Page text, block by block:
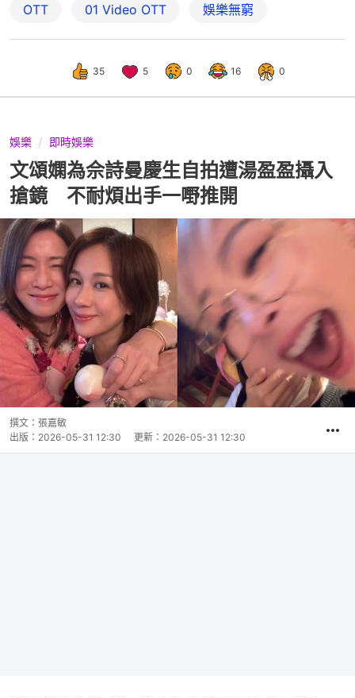
OTT 01‌ ‌Video‌ ‌OTT 娛樂無窮
35 5 0 16 0
娛樂 即時娛樂
文頌嫻為佘詩曼慶生自拍遭湯盈盈攝入
搶鏡 不耐煩出手一嘢推開
撰文： 張嘉敏
出版： 2026-05-31 12:30 更新： 2026-05-31 12:30